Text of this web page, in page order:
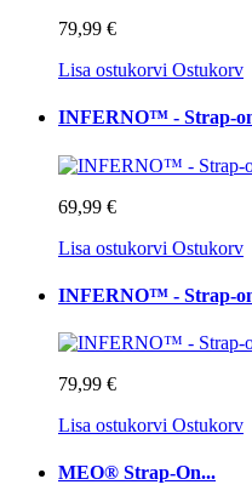
79,99 €
Lisa ostukorvi Ostukorv
INFERNO™ - Strap-
69,99 €
Lisa ostukorvi Ostukorv
INFERNO™ - Strap-
79,99 €
Lisa ostukorvi Ostukorv
MEO® Strap-On...